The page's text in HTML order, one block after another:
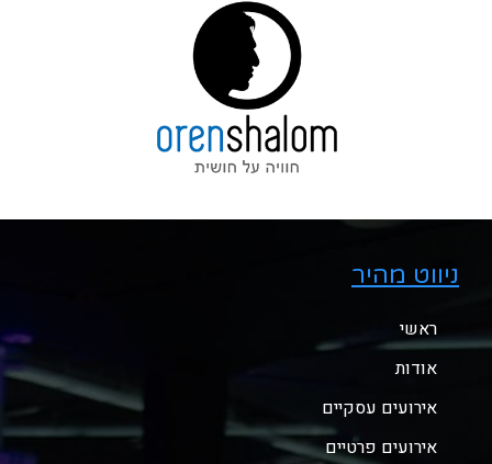
ניווט מהיר
ראשי
אודות
אירועים עסקיים
אירועים פרטיים